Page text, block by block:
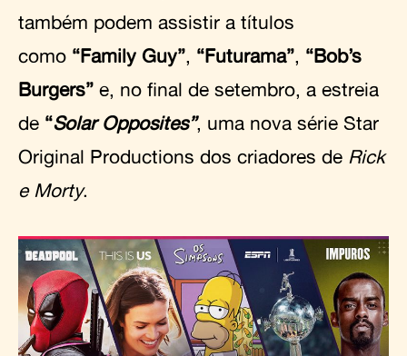
também podem assistir a títulos
como “Family Guy”, “Futurama”, “Bob’s
Burgers” e, no final de setembro, a estreia
de “Solar Opposites”, uma nova série Star
Original Productions dos criadores de Rick
e Morty.